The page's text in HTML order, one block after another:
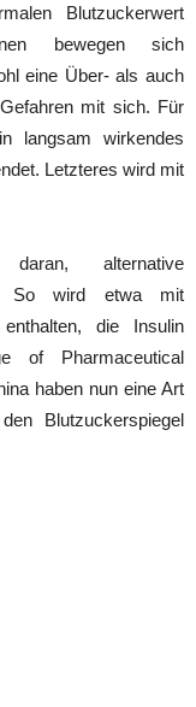
Blutzuckerwert
bewegen sich
eine Über- als auch
mit sich. Für
langsam wirkendes
Letzteres wird mit
alternative
So wird etwa mit
die Insulin
of Pharmaceutical
haben nun eine Art
Blutzuckerspiegel